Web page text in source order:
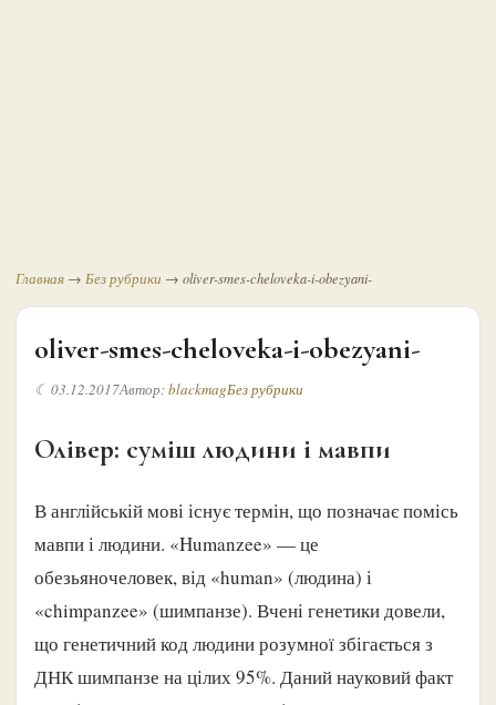
Главная → Без рубрики → oliver-smes-cheloveka-i-obezyani-
oliver-smes-cheloveka-i-obezyani-
☾ 03.12.2017Автор:blackmagБез рубрики
Олівер: суміш людини і мавпи
В англійській мові існує термін, що позначає помісь
мавпи і людини. «Humanzee» — це
обезьяночеловек, від «human» (людина) і
«chimpanzee» (шимпанзе). Вчені генетики довели,
що генетичний код людини розумної збігається з
ДНК шимпанзе на цілих 95%. Даний науковий факт